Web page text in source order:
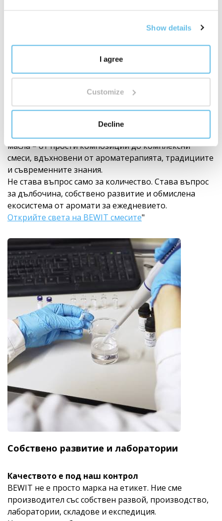
Show details
I agree
Customize
Decline
Световен лидер в смесите от етерични
масла – от прости композиции до комплексни
смеси, вдъхновени от ароматерапията, традициите
и съвременните знания.
Не става въпрос само за количество. Става въпрос
за дълбочина, собствено развитие и обмислена
екосистема от аромати за ежедневието.
Открийте света на BEWIT смесите"
Собствено развитие и лаборатории
Качеството е под наш контрол
BEWIT не е просто марка на етикет. Ние сме
производител със собствен развой, производство,
лаборатории, складове и експедиция.